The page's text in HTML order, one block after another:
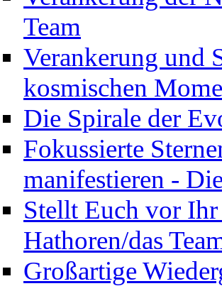
Team
Verankerung und
kosmischen
Die Spirale der
Fokussierte
manifestieren -
Stellt Euch vor
Hathoren/das
Großartige